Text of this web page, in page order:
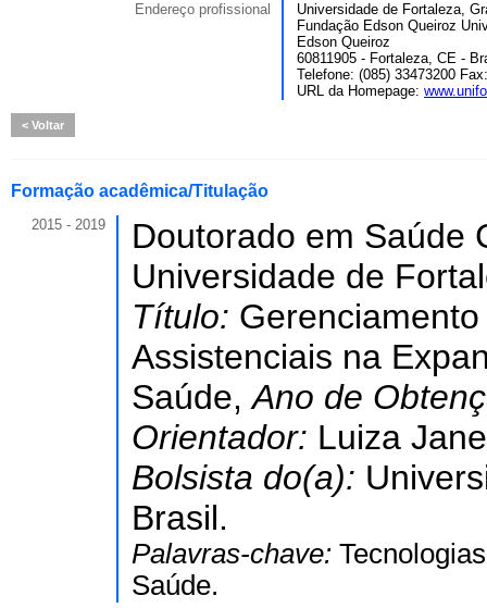
Endereço profissional
Universidade de Fortaleza,
Fundação Edson Queiroz
Edson Queiroz
60811905 - Fortaleza, CE -
Telefone: (085) 33473200
URL da Homepage:
Voltar
Formação acadêmica/Titulação
2015 - 2019
Doutorado em Saúde
Universidade de
Título:
Assistenciais na
Saúde,Ano de
Orientador: Luiza
Bolsista do(a):
Brasil.
Palavras-chave:
Saúde.